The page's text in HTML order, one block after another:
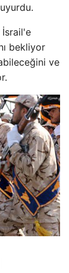
İsrail'e
bekliyor
ve